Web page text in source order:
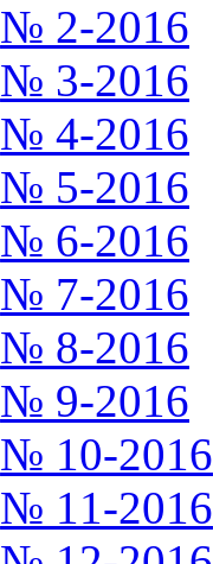
№ 2-2016
№ 3-2016
№ 4-2016
№ 5-2016
№ 6-2016
№ 7-2016
№ 8-2016
№ 9-2016
№ 10-2016
№ 11-2016